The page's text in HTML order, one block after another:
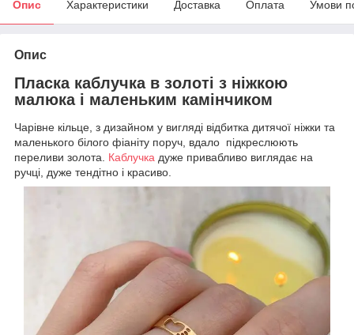
Опис Характеристики Доставка Оплата Умови
Опис
Пласка каблучка в золоті з ніжкою
малюка і маленьким камінчиком
Чарівне кільце, з дизайном у вигляді відбитка дитячої ніжки та
маленького білого фіаніту поруч, вдало підкреслюють
переливи золота. Каблучка дуже привабливо виглядає на
ручці, дуже тендітно і красиво.